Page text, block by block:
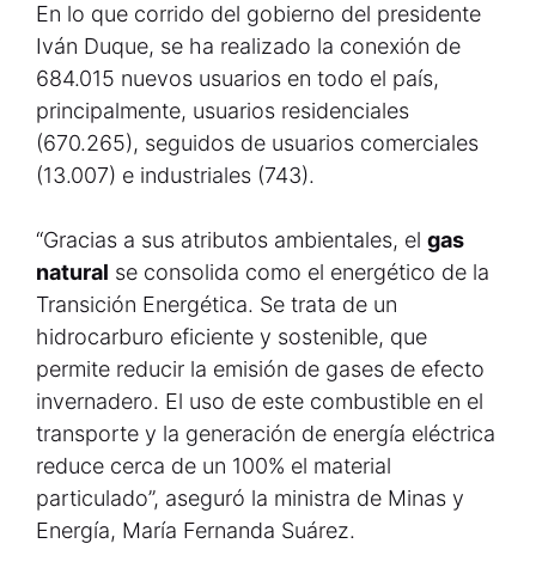
En lo que corrido del gobierno del presidente
Iván Duque, se ha realizado la conexión de
684.015 nuevos usuarios en todo el país,
principalmente, usuarios residenciales
(670.265), seguidos de usuarios comerciales
(13.007) e industriales (743).
“Gracias a sus atributos ambientales, el gas
natural se consolida como el energético de la
Transición Energética. Se trata de un
hidrocarburo eficiente y sostenible, que
permite reducir la emisión de gases de efecto
invernadero. El uso de este combustible en el
transporte y la generación de energía eléctrica
reduce cerca de un 100% el material
particulado”, aseguró la ministra de Minas y
Energía, María Fernanda Suárez.